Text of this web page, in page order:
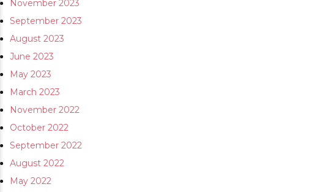
November 2023
September 2023
August 2023
June 2023
May 2023
March 2023
November 2022
October 2022
September 2022
August 2022
May 2022